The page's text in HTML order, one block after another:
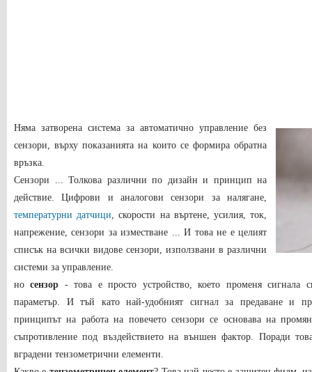
Няма затворена система за автоматично управление без
сензори, върху показанията на които се формира обратна
връзка.
Сензори ... Толкова различни по дизайн и принцип на
действие. Цифрови и аналогови сензори за налягане,
температурни датчици, скорости на въртене, усилия, ток,
напрежение, сензори за изместване ... И това не е целият
списък на всички видове сензори, използвани в различни
системи за управление.
носензор - това е просто устройство, което променя сигнала
параметър. И тъй като най-удобният сигнал за предаване и
принципът на работа на повечето сензори се основава на
съпротивление под въздействието на външен фактор. Поради
вградени тензометрични елементи.